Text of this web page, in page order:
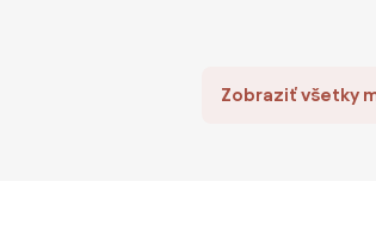
Zobraziť všetky